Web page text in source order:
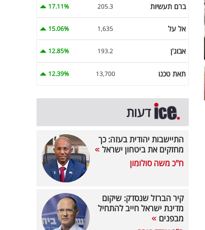
ברם תעשיות 205.3
17.11%
אל על 1,635
15.06%
אבוג'ן 193.2
12.85%
תאת טכנו 13,700
12.39%
דעות
התיישבות יהודית בעזה: כך
מחזקים את ביטחון ישראל
ח"כ משה סולומון
קיר הברזל שנסדק: שיקום
מדינת ישראל חייב להתחיל
מבפנים